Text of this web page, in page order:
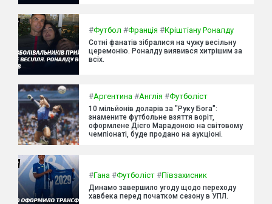
#Футбол #Франція #Кріштіану Роналду
Сотні фанатів зібралися на чужу весільну
церемонію. Роналду виявився хитрішим за
всіх.
#Аргентина #Англія #Футболіст
10 мільйонів доларів за "Руку Бога":
знамените футбольне взяття воріт,
оформлене Дієго Марадоною на світовому
чемпіонаті, буде продано на аукціоні.
#Гана #Футболіст #Півзахисник
Динамо завершило угоду щодо переходу
хавбека перед початком сезону в УПЛ.